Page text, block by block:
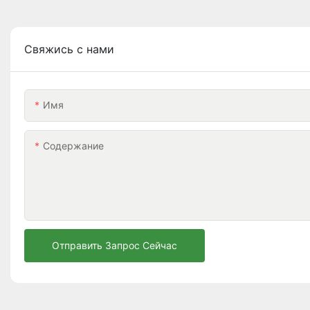
Свяжись с нами
Имя
Содержание
Отправить Запрос Сейчас